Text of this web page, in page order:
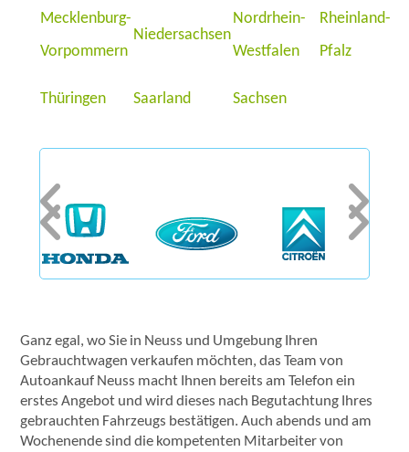
Mecklenburg-
Vorpommern
Niedersachsen
Nordrhein-
Westfalen
Rheinland-
Pfalz
Thüringen Saarland Sachsen
Ganz egal, wo Sie in Neuss und Umgebung Ihren
Gebrauchtwagen verkaufen möchten, das Team von
Autoankauf Neuss macht Ihnen bereits am Telefon ein
erstes Angebot und wird dieses nach Begutachtung Ihres
gebrauchten Fahrzeugs bestätigen. Auch abends und am
Wochenende sind die kompetenten Mitarbeiter von